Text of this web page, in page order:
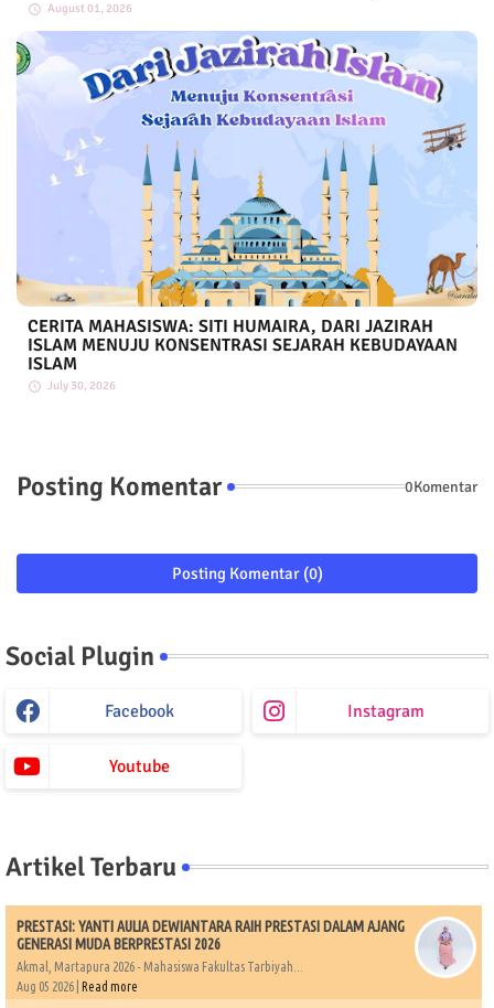
August 01, 2026
CERITA MAHASISWA: SITI HUMAIRA, DARI JAZIRAH
ISLAM MENUJU KONSENTRASI SEJARAH KEBUDAYAAN
ISLAM
July 30, 2026
Posting Komentar 0Komentar
Posting Komentar (0)
Social Plugin
Facebook Instagram
Youtube
Artikel Terbaru
PRESTASI: YANTI AULIA DEWIANTARA RAIH PRESTASI DALAM AJANG
GENERASI MUDA BERPRESTASI 2026
Akmal, Martapura 2026 - Mahasiswa Fakultas Tarbiyah...
Aug 05 2026 | Read more